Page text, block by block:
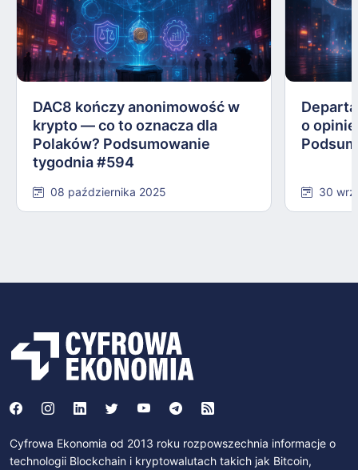
DAC8 kończy anonimowość w
krypto — co to oznacza dla
Polaków? Podsumowanie
tygodnia #594
08 października 2025
o opinie
30
Cyfrowa Ekonomia od 2013 roku rozpowszechnia informacje o
technologii Blockchain i kryptowalutach takich jak Bitcoin,